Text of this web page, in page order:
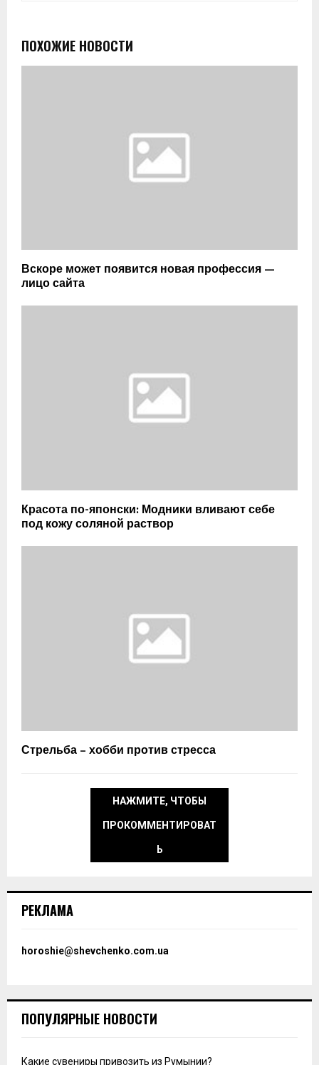
ПОХОЖИЕ НОВОСТИ
Вскоре может появится новая профессия —
лицо сайта
Красота по-японски: Модники вливают себе
под кожу соляной раствор
Стрельба – хобби против стресса
НАЖМИТЕ, ЧТОБЫ
ПРОКОММЕНТИРОВАТ
Ь
РЕКЛАМА
horoshie@shevchenko.com.ua
ПОПУЛЯРНЫЕ НОВОСТИ
Какие сувениры привозить из Румынии?